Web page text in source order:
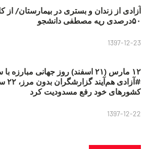
آزادی از زندان و بستری در بیمارستان/ از
۵۰درصدی ریه مصطفی دانشجو
1397-12-23
۱۲ مارس (۲۱ اسفند) روز جهانی
کشورهای خود رفع مسدودیت کرد
1397-12-22